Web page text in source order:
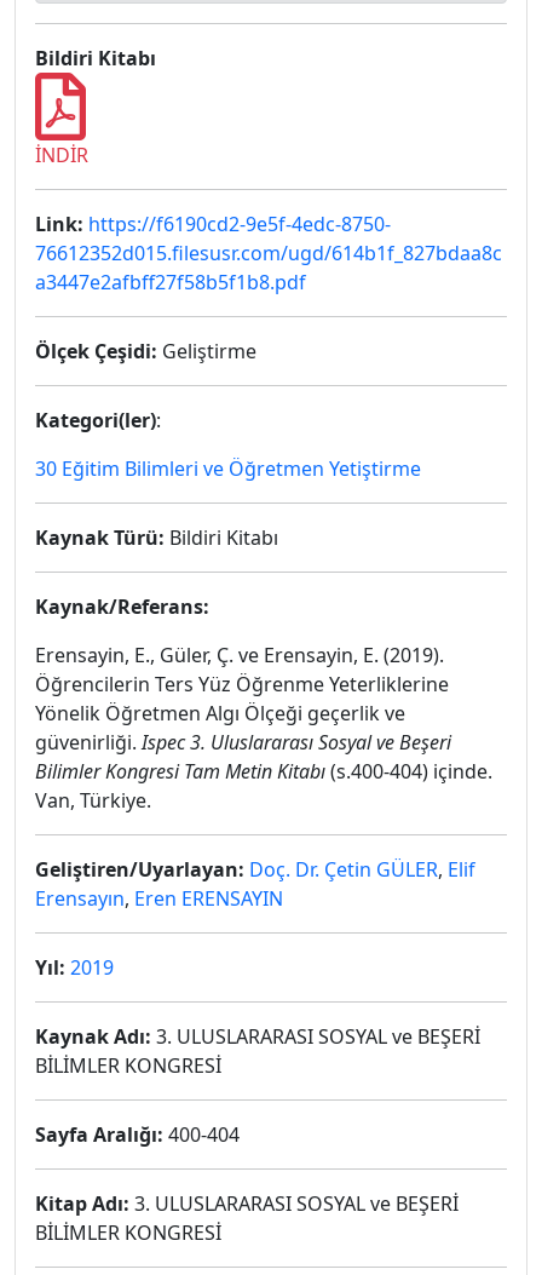
Bildiri Kitabı
İNDİR
Link: https://f6190cd2-9e5f-4edc-8750-
76612352d015.filesusr.com/ugd/614b1f_827bdaa8c
a3447e2afbff27f58b5f1b8.pdf
Ölçek Çeşidi: Geliştirme
Kategori(ler):
30 Eğitim Bilimleri ve Öğretmen Yetiştirme
Kaynak Türü: Bildiri Kitabı
Kaynak/Referans:
Erensayin, E., Güler, Ç. ve Erensayin, E. (2019).
Öğrencilerin Ters Yüz Öğrenme Yeterliklerine
Yönelik Öğretmen Algı Ölçeği geçerlik ve
güvenirliği.Ispec 3. Uluslararası Sosyal ve Beşeri
Bilimler Kongresi Tam Metin Kitabı(s.400-404) içinde.
Van, Türkiye.
Geliştiren/Uyarlayan: Doç. Dr. Çetin GÜLER, Elif
Erensayın, Eren ERENSAYIN
Yıl: 2019
Kaynak Adı: 3. ULUSLARARASI SOSYAL ve BEŞERİ
BİLİMLER KONGRESİ
Sayfa Aralığı: 400-404
Kitap Adı: 3. ULUSLARARASI SOSYAL ve BEŞERİ
BİLİMLER KONGRESİ